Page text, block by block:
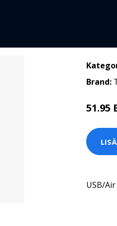
Brand:
51.95
USB/Air